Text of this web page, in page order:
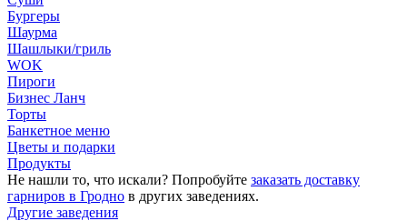
Бургеры
Шаурма
Шашлыки/гриль
WOK
Пироги
Бизнес Ланч
Торты
Банкетное меню
Цветы и подарки
Продукты
Не нашли то, что искали? Попробуйте заказать доставку
гарниров в Гродно в других заведениях.
Другие заведения